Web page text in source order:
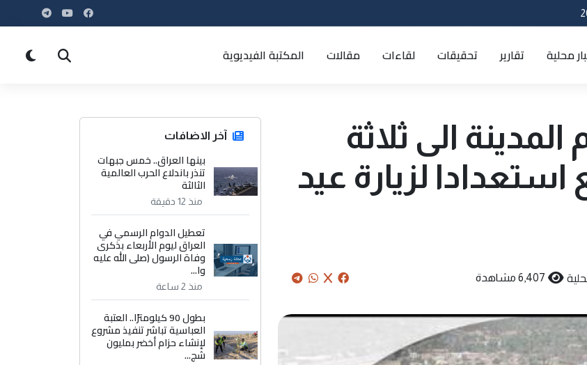
محلية تقارير تحقيقات لقاءات مقالات المكتبة الفيديوية
الى ثلاثة
استعدادا لزيارة عيد
6,407 مشاهدة
آخر الاضافات
بينها العراق.. خمس جبهات
تنذر باندلاع الحرب العالمية
الثالثة
منذ 12 دقيقة
تعطيل الدوام الرسمي في
العراق ليوم الأربعاء بذكرى
وفاة الرسول (صلى الله عليه
وا...
منذ 2 ساعة
بطول 90 كيلومترًا.. العتبة
العباسية تباشر تنفيذ مشروع
لإنشاء حزام أخضر بمليون
شج...